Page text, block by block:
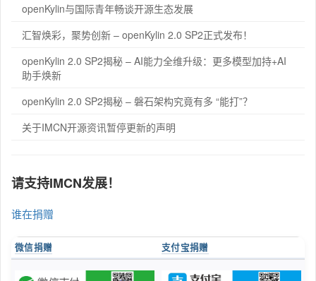
openKylin与国际青年畅谈开源生态发展
汇智焕彩，聚势创新 – openKylin 2.0 SP2正式发布！
openKylin 2.0 SP2揭秘 – AI能力全维升级：更多模型加持+AI
助手焕新
openKylin 2.0 SP2揭秘 – 磐石架构究竟有多 “能打”？
关于IMCN开源资讯暂停更新的声明
请支持IMCN发展！
谁在捐赠
微信捐赠 支付宝捐赠